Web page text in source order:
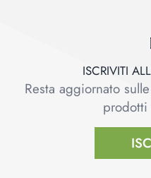
ISCRIVITI
Resta aggiornato